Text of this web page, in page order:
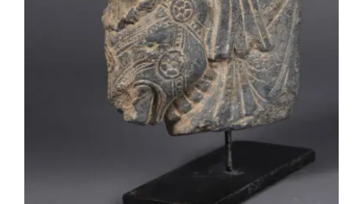
AS042 Tête d’éléphant (fragment) –
Gandhara, Pakistan